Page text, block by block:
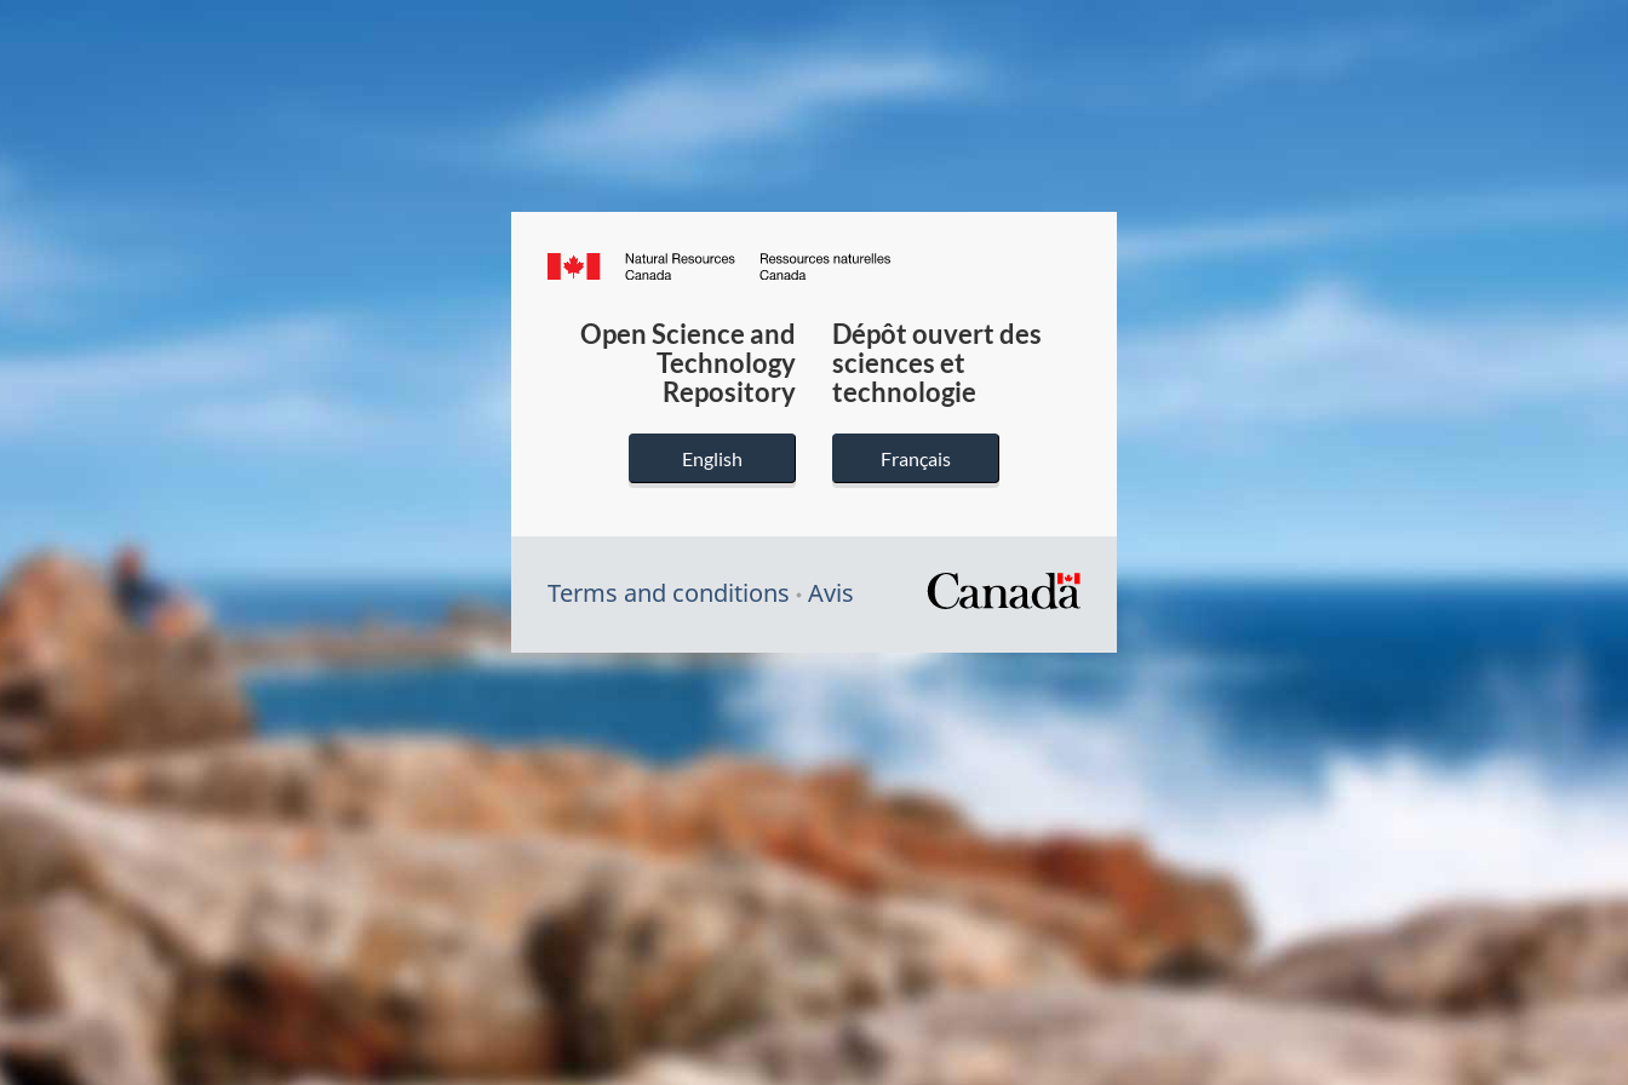
Canada.ca
du
Canada
Open Science and
Technology
Repository
English
Dépôt ouvert des
sciences et
technologie
Français
Terms and conditions Avis
/
gouvernement